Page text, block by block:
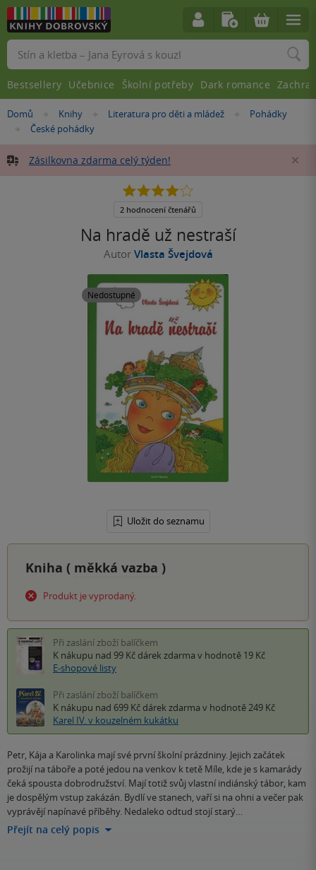
Nacházíte
Domů »Knihy »
Literatura pro děti a mládež »Pohádky
»
České pohádky
Zásilkovna zdarma celý týden!
Na hradě už nestraší
Autor Vlasta Švejdová
Nedostupné
Uložit do seznamu
4.0
5
2 hodnocení čtenářů
Kniha ( měkká vazba )
Produkt je vyprodaný.
Při zaslání zboží balíčkem
K nákupu nad 99 Kč dárek zdarma v hodnotě 19 Kč
E-shopové listy
Při zaslání zboží balíčkem
K nákupu nad 699 Kč dárek zdarma v hodnotě 249 Kč
Karel IV. v kouzelném kukátku
Petr, Kája a Karolinka mají své první školní prázdniny. Jejich začátek
prožijí na táboře a poté jedou na venkov k tetě Míle, kde je s kamarády
čeká spousta dobrodružství. Mají totiž svůj vlastní indiánský tábor, kam
je dospělým vstup zakázán. Bydlí ve stanech, vaří si na ohni a večer pak
vyprávějí napínavé příběhy. Nedaleko odtud stojí starý…
Přejít na celý popis
Vyhledávání
Bestsellery Učebnice Školní potřeby Dark romance